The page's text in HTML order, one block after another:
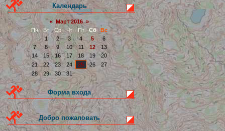
Календарь
« Март 2016 »
Пн
Вт Ср Чт Пт Сб
Вс
1
2 3 4 5
6
7
8 9 10 11 12
13
14
15 16 17 18 19
20
21
22 23 24 25 26
27
28
29 30 31
Форма входа
Добро пожаловать